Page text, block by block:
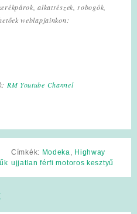
alkatrészek, robogók,
weblapjainkon:
RM Youtube Channel
Címkék: Modeka, Highway
ujjatlan férfi motoros kesztyű